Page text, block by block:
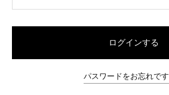
ログインする
パスワードをお忘れで